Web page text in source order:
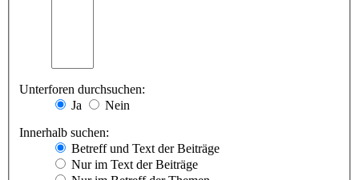
Unterforen durchsuchen:
Ja
Nein
Innerhalb suchen:
Betreff und Text der Beiträge
Nur im Text der Beiträge